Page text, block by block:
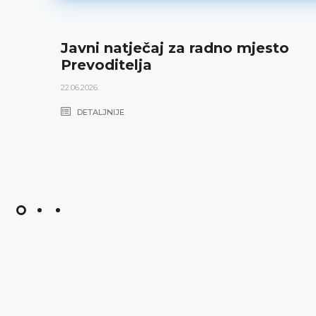
Javni natječaj za radno mjesto
Prevoditelja
22.06.2026.
DETALJNIJE